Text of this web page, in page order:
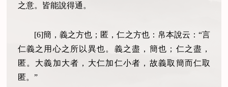
之意。皆能說得通。
[6]簡，義之方也；匿，仁之方也：帛本說云：“言
仁義之用心之所以異也。義之盡，簡也；仁之盡，
匿。大義加大者，大仁加仁小者，故義取簡而仁取
匿。”